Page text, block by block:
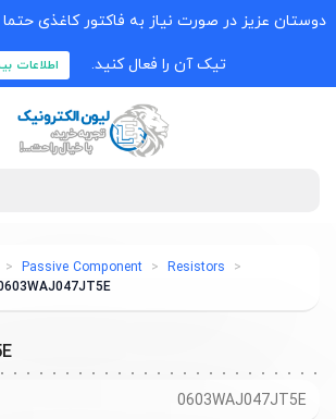
دوستان عزیز در صورت نیاز به فاکتور کاغذی
تیک آن را فعال کنید. اطلاعات
Passive Component
Resistors
0603WAJ047JT5E